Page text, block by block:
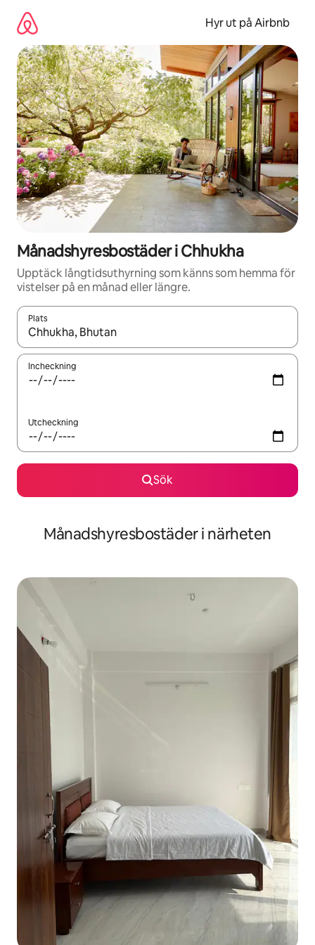
innehåll
Hyr ut på Airbnb
Månadshyresbostäder i Chhukha
Upptäck långtidsuthyrning som känns som hemma för
vistelser på en månad eller längre.
Plats
När resultaten är tillgängliga kan du navigera med upp- och
Incheckning
Utcheckning
Sök
Månadshyresbostäder i närheten